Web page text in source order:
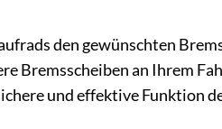
den gewünschten
Bremsscheiben an Ihrem
und effektive Funktion